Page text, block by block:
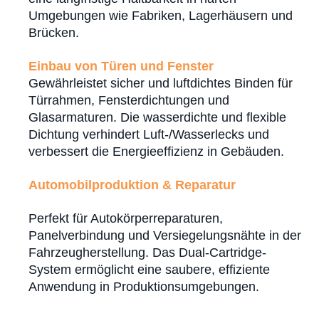
Umgebungen wie Fabriken, Lagerhäusern und
Brücken.
Einbau von Türen und Fenster
Gewährleistet sicher und luftdichtes Binden für
Türrahmen, Fensterdichtungen und
Glasarmaturen. Die wasserdichte und flexible
Dichtung verhindert Luft-/Wasserlecks und
verbessert die Energieeffizienz in Gebäuden.
Automobilproduktion & Reparatur
Perfekt für Autokörperreparaturen,
Panelverbindung und Versiegelungsnähte in der
Fahrzeugherstellung. Das Dual-Cartridge-
System ermöglicht eine saubere, effiziente
Anwendung in Produktionsumgebungen.